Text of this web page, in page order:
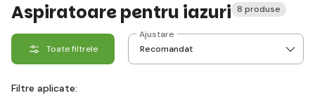
Aspiratoare pentru iazuri 8 produse
Toate filtrele
Ajustare
Filtre aplicate: